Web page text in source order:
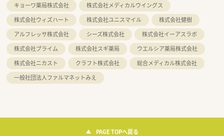
キョーワ薬局株式会社
株式会社メディカルウイングス
株式会社ウィズハート
株式会社ユニスマイル
株式会社健樹
アルフレッサ株式会社
シーズ株式会社
株式会社イーアスラボ
株式会社プライム
株式会社スギ薬局
ウエルシア薬局株式会社
株式会社ニカスト
クラフト株式会社
総合メディカル株式会社
一般社団法人ファルマネットみえ
PAGE TOPへ戻る